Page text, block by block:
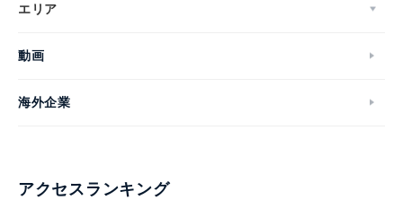
エリア
動画
海外企業
アクセスランキング